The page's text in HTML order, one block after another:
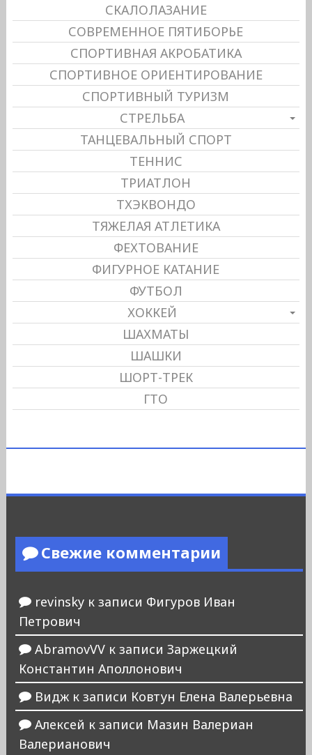
СКАЛОЛАЗАНИЕ
СОВРЕМЕННОЕ ПЯТИБОРЬЕ
СПОРТИВНАЯ АКРОБАТИКА
СПОРТИВНОЕ ОРИЕНТИРОВАНИЕ
СПОРТИВНЫЙ ТУРИЗМ
СТРЕЛЬБА
ТАНЦЕВАЛЬНЫЙ СПОРТ
ТЕННИС
ТРИАТЛОН
ТХЭКВОНДО
ТЯЖЕЛАЯ АТЛЕТИКА
ФЕХТОВАНИЕ
ФИГУРНОЕ КАТАНИЕ
ФУТБОЛ
ХОККЕЙ
ШАХМАТЫ
ШАШКИ
ШОРТ-ТРЕК
ГТО
Свежие комментарии
revinskyк записи Фигуров Иван
Петрович
AbramovVVк записи Заржецкий
Константин Аполлонович
Виджк записи Ковтун Елена Валерьевна
Алексей к записи Мазин Валериан
Валерианович